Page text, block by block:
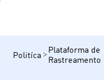
Politíca
Plataforma de
Rastreamento